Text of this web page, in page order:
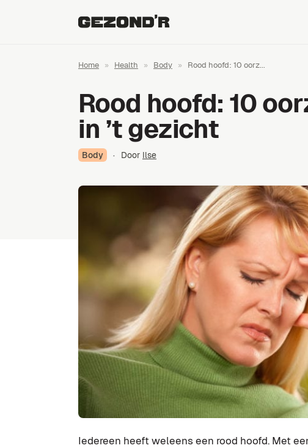
Home » Health » Body » Rood hoofd: 10 oorz...
Rood hoofd: 10
in ’t gezicht
Body · Door Ilse
Iedereen heeft weleens een rood hoofd. Met